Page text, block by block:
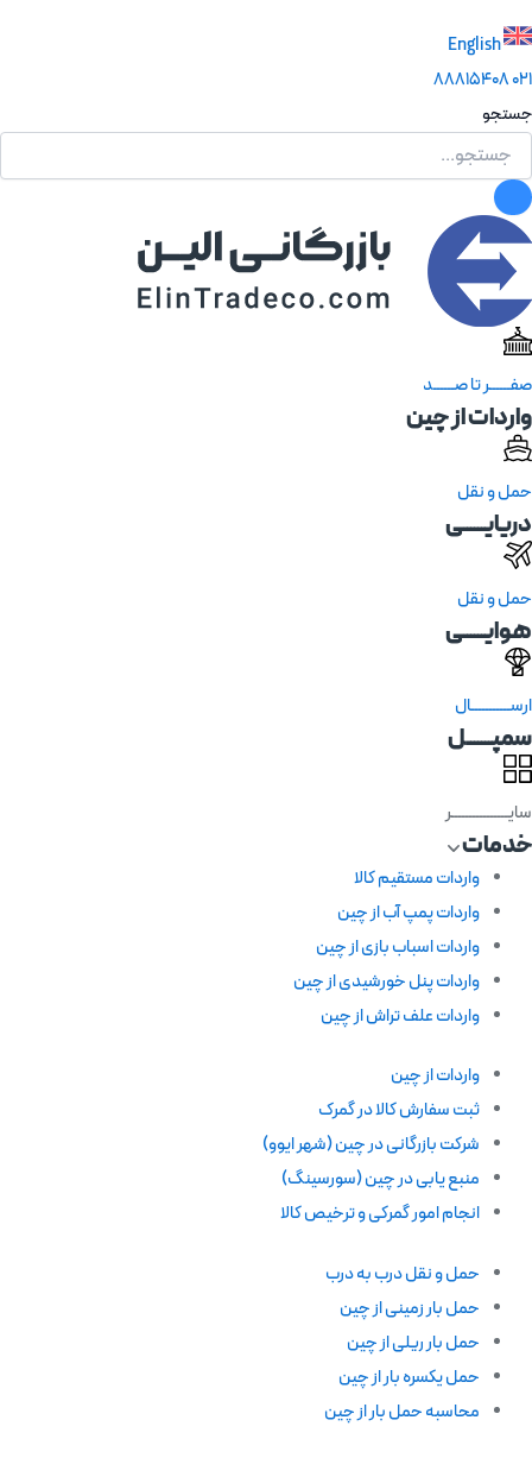
English
021
88815408
جستجو
صفــــــر تا صــــــد
واردات از چین
حمل و نقل
دریایــــــی
حمل و نقل
هوایــــــی
ارســـــــــــال
سمپـــــــل
سایــــــــــــــــر
خدمات
واردات مستقیم کالا
واردات پمپ آب از چین
واردات اسباب بازی از چین
واردات پنل خورشیدی از چین
واردات علف تراش از چین
واردات از چین
ثبت سفارش کالا در گمرک
شرکت بازرگانی در چین (شهر ایوو)
منبع یابی در چین (سورسینگ)
انجام امور گمرکی و ترخیص کالا
حمل و نقل درب به درب
حمل بار زمینی از چین
حمل بار ریلی از چین
حمل یکسره بار از چین
محاسبه حمل بار از چین